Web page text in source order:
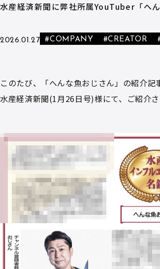
水産経済新聞に弊社所属YouTuber「へ
2026.01.27 #COMPANY #CREATOR
このたび、「へんな魚おじさん」の紹介記
水産経済新聞(1月26日号)様にて、ご紹介